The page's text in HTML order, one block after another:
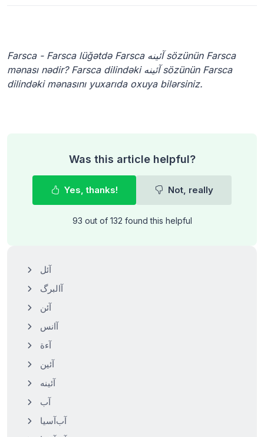
Farsca - Farsca lüğətdə Farsca آئینه sözünün Farsca
mənası nədir? Farsca dilindəki آئینه sözünün Farsca
dilindəki mənasını yuxarıda oxuya bilərsiniz.
Was this article helpful?
Yes, thanks! Not, really
93 out of 132 found this helpful
آئل
آالبرگ
آئن
آانس
آءة
آئین
آئینه
آب
آب‌آسیا